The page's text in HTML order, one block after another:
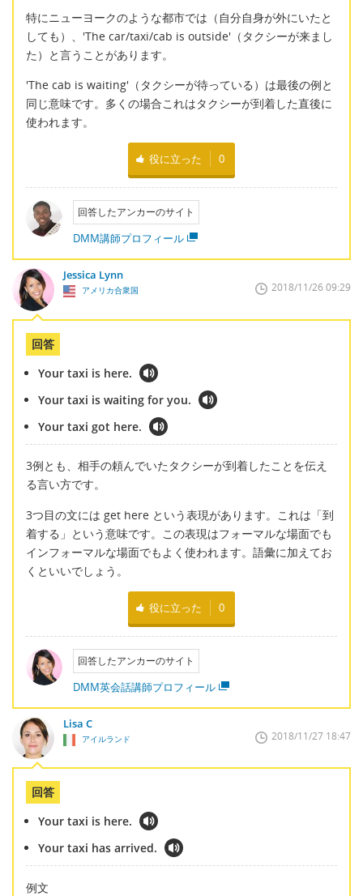
特にニューヨークのような都市では（自分自身が外にいたと
しても）、'The car/taxi/cab is outside'（タクシーが来まし
た）と言うことがあります。
'The cab is waiting'（タクシーが待っている）は最後の例と
同じ意味です。多くの場合これはタクシーが到着した直後に
使われます。
役に立った 0
回答したアンカーのサイト
DMM講師プロフィール
Jessica Lynn
アメリカ合衆国 2018/11/26 09:29
回答
Your taxi is here.
Your taxi is waiting for you.
Your taxi got here.
3例とも、相手の頼んでいたタクシーが到着したことを伝え
る言い方です。
3つ目の文には get here という表現があります。これは「到
着する」という意味です。この表現はフォーマルな場面でも
インフォーマルな場面でもよく使われます。語彙に加えてお
くといいでしょう。
役に立った 0
回答したアンカーのサイト
DMM英会話講師プロフィール
Lisa C
アイルランド 2018/11/27 18:47
回答
Your taxi is here.
Your taxi has arrived.
例文